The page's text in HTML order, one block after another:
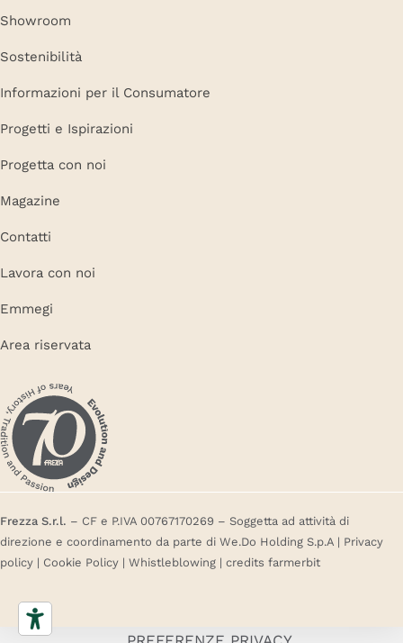
Showroom
Sostenibilità
Informazioni per il Consumatore
Progetti e Ispirazioni
Progetta con noi
Magazine
Contatti
Lavora con noi
Emmegi
Area riservata
Frezza S.r.l. – CF e P.IVA 00767170269 – Soggetta ad attività di
direzione e coordinamento da parte di We.Do Holding S.p.A | Privacy
policy | Cookie Policy | Whistleblowing | credits farmerbit